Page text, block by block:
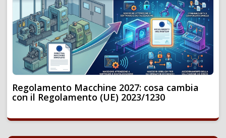
Regolamento Macchine 2027: cosa cambia
con il Regolamento (UE) 2023/1230